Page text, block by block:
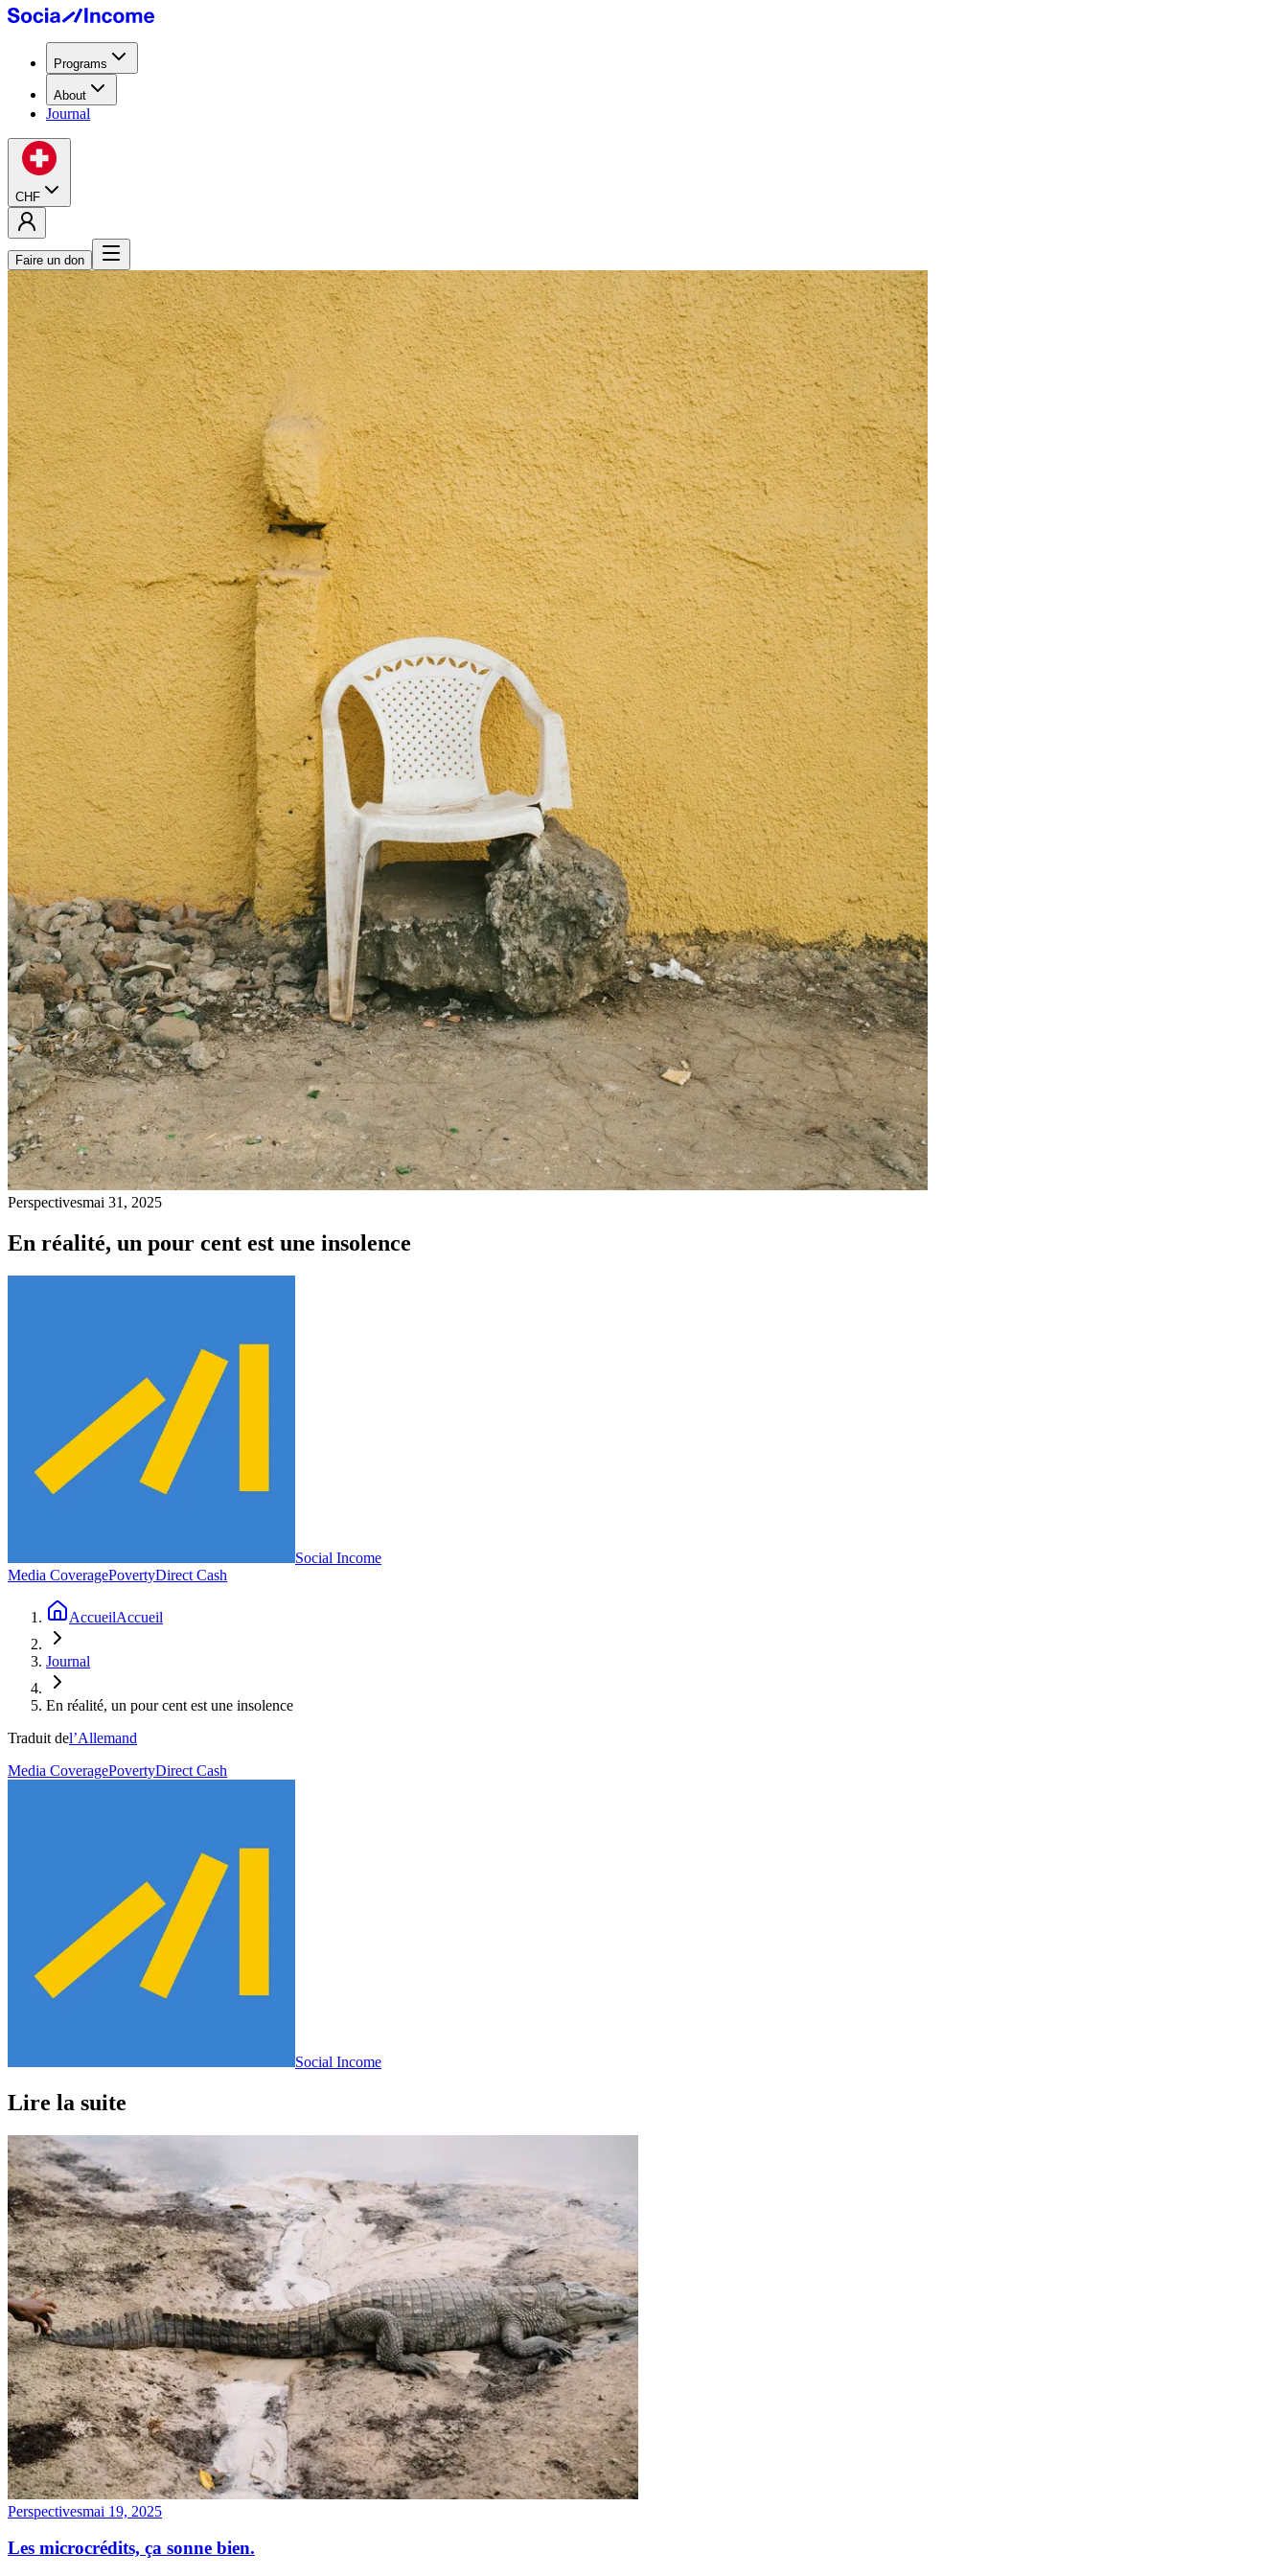
Programs
About
Journal
CHF
Faire un don
Perspectivesmai 31, 2025
En réalité, un pour cent est une insolence
Social Income
Media CoveragePovertyDirect Cash
AccueilAccueil
Journal
En réalité, un pour cent est une insolence
Traduit del’Allemand
Media CoveragePovertyDirect Cash
Social Income
Lire la suite
Perspectivesmai 19, 2025
Les microcrédits, ça sonne bien.